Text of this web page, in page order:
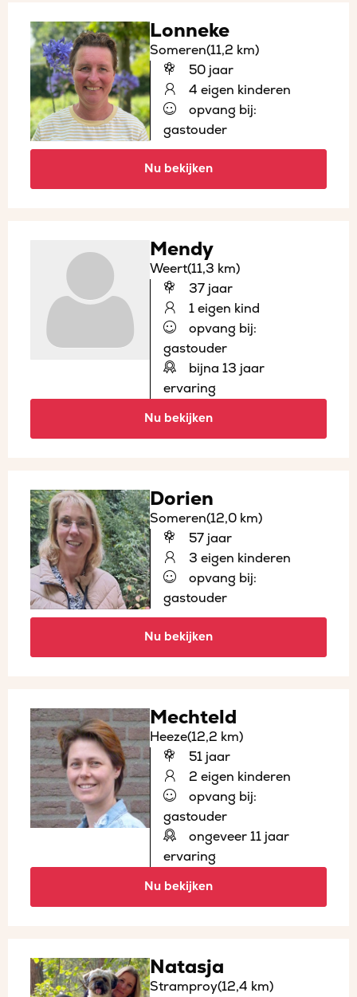
Lonneke
Someren(11,2 km)
50 jaar
4 eigen kinderen
opvang bij:
gastouder
Nu bekijken
Mendy
Weert(11,3 km)
37 jaar
1 eigen kind
opvang bij:
gastouder
bijna 13 jaar
ervaring
Nu bekijken
Dorien
Someren(12,0 km)
57 jaar
3 eigen kinderen
opvang bij:
gastouder
Nu bekijken
Mechteld
Heeze(12,2 km)
51 jaar
2 eigen kinderen
opvang bij:
gastouder
ongeveer 11 jaar
ervaring
Nu bekijken
Natasja
Stramproy(12,4 km)